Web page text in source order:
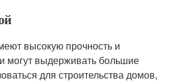
высокую прочность и
могут выдерживать большие
для строительства домов,